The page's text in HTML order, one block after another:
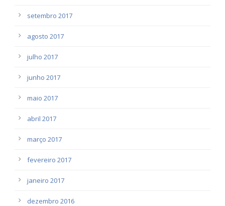
setembro 2017
agosto 2017
julho 2017
junho 2017
maio 2017
abril 2017
março 2017
fevereiro 2017
janeiro 2017
dezembro 2016